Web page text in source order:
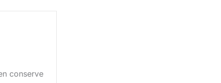
conserve